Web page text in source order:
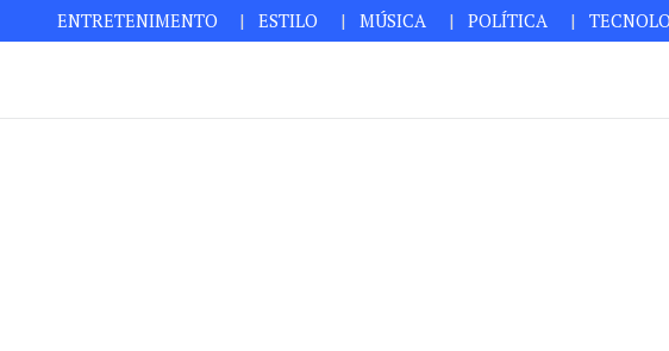
ENTRETENIMENTO ESTILO MÚSICA POLÍTICA